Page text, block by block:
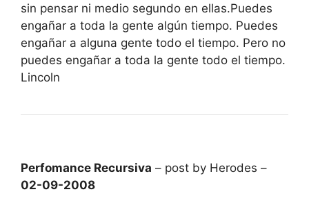
sin pensar ni medio segundo en ellas.Puedes
engañar a toda la gente algún tiempo. Puedes
engañar a alguna gente todo el tiempo. Pero no
puedes engañar a toda la gente todo el tiempo.
Lincoln
Perfomance Recursiva – post by Herodes –
02-09-2008